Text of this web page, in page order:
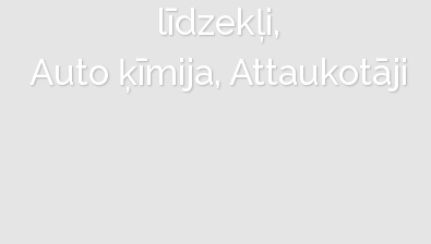
līdzekļi,
Auto ķīmija, Attaukotāji